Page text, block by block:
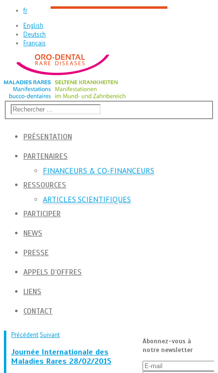
fr
English
Deutsch
Français
PRÉSENTATION
PARTENAIRES
FINANCEURS & CO-FINANCEURS
RESSOURCES
ARTICLES SCIENTIFIQUES
PARTICIPER
NEWS
PRESSE
APPELS D’OFFRES
LIENS
CONTACT
PrécédentSuivant
Journée Internationale des
Maladies Rares 28/02/2015
Abonnez-vous à
notre newsletter